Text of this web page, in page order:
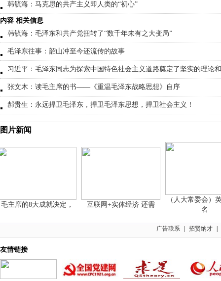
韩毓海：马克思的共产主义即人类的“初心”
内容 相关信息
韩毓海：毛泽东和共产党扭转了“数千年未有之大变局”
毛泽东往事：韶山冲至今还流传的故事
习近平：毛泽东同志为探索中国特色社会主义道路奠定了坚实的理论
张文木：读毛主席的书——《重温毛泽东战略思想》自序
郝贵生：永远捍卫毛泽东，捍卫毛泽东思想，捍卫社会主义！
图片新闻
的8大成就决定， 互联网+实体经济 还需
（人大常委会）英雄
广告联系 招贤纳才
友情链接